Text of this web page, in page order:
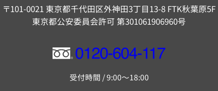
〒101-0021 東京都千代田区外神田3丁目13-8 FTK秋葉原5F
東京都公安委員会許可 第301061906960号
フ
ー
受付時間 / 9:00～18:00